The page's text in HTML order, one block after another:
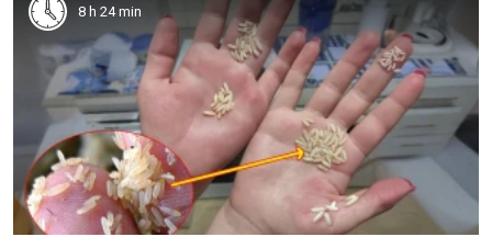
8 h 24 min